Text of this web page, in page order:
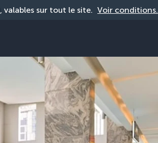
, valables sur tout le site. Voir conditions.